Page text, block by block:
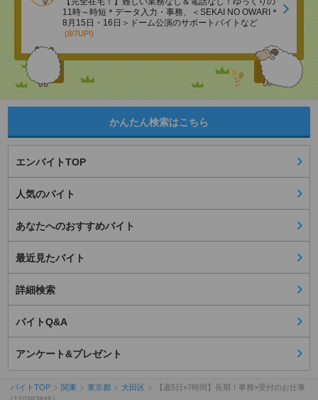
11時～時短＊データ入力・事務、＜SEKAI NO OWARI＊
8月15日・16日＞ドーム公演のサポートバイトなど
(8/7UP!)
かんたん検索はこちら
エンバイトTOP
人気のバイト
あなたへのおすすめバイト
最近見たバイト
詳細検索
バイトQ&A
アンケート&プレゼント
バイトTOP 関東 東京都 大田区
【週5日×7時間】長期！事務×受付のお仕事